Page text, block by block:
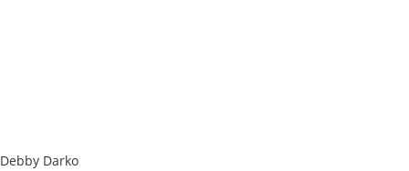
Debby Darko